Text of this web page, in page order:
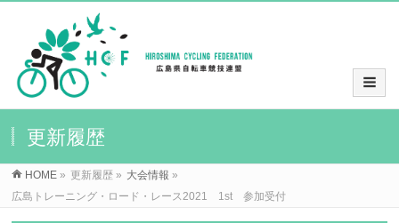
更新履歴
HOME » 更新履歴 » 大会情報 »
広島トレーニング・ロード・レース2021 1st 参加受付